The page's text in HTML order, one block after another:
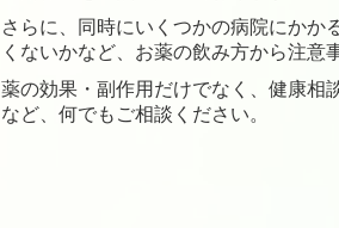
さらに、同時にいくつかの病院にかか
くないかなど、お薬の飲み方から注意
薬の効果・副作用だけでなく、健康相
など、何でもご相談ください。